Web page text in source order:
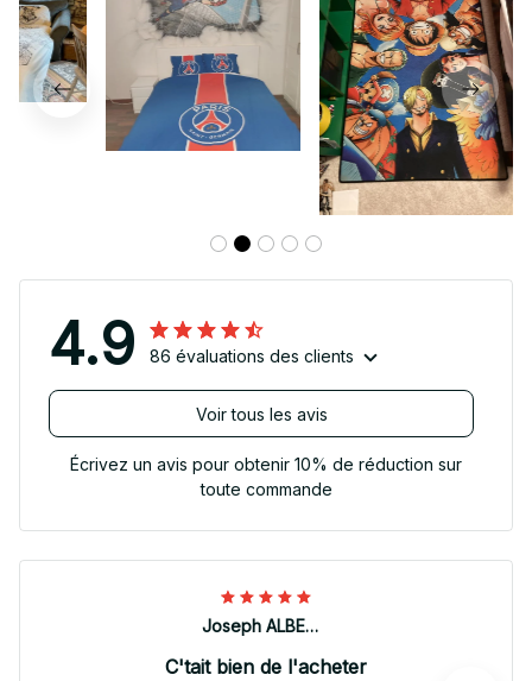
4.9 86 évaluations des clients
Voir tous les avis
Écrivez un avis pour obtenir 10% de réduction sur
toute commande
Joseph ALBERTINI
C'tait bien de l'acheter